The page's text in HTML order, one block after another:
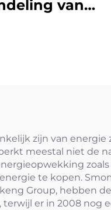
van
zijn van
meestal niet de
te kopen.
Group,
er in 2008